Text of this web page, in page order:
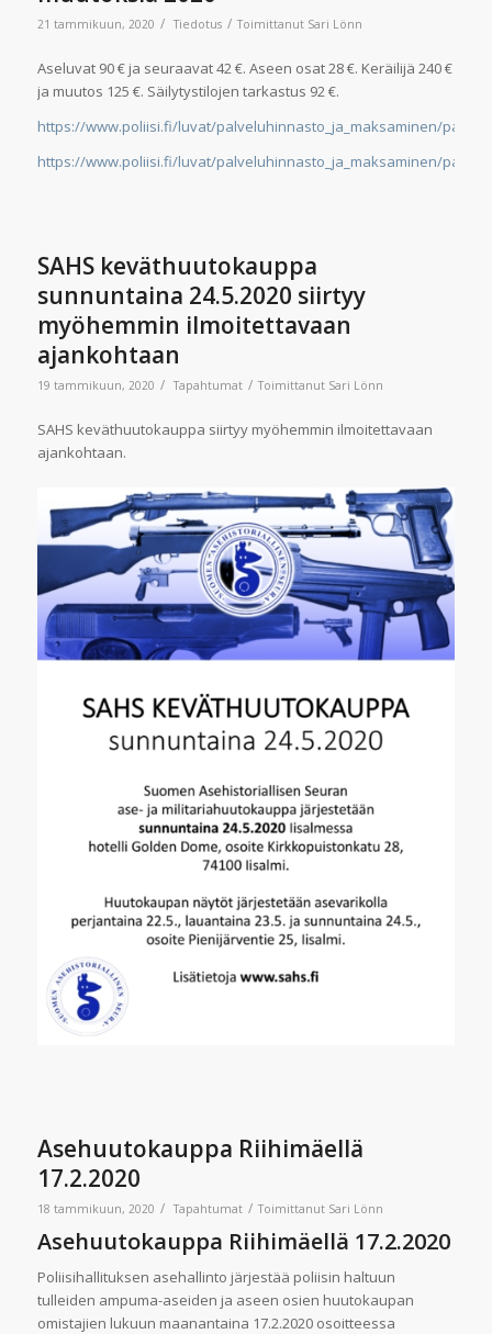
21 tammikuun, 2020 / Tiedotus / Toimittanut Sari Lönn
Aseluvat 90 € ja seuraavat 42 €. Aseen osat 28 €. Keräilijä 240 €
ja muutos 125 €. Säilytystilojen tarkastus 92 €.
https://www.poliisi.fi/luvat/palveluhinnasto_ja_maksaminen/
https://www.poliisi.fi/luvat/palveluhinnasto_ja_maksaminen/
SAHS keväthuutokauppa
sunnuntaina 24.5.2020 siirtyy
myöhemmin ilmoitettavaan
ajankohtaan
19 tammikuun, 2020 / Tapahtumat / Toimittanut Sari Lönn
SAHS keväthuutokauppa siirtyy myöhemmin ilmoitettavaan
ajankohtaan.
Asehuutokauppa Riihimäellä
17.2.2020
18 tammikuun, 2020 / Tapahtumat / Toimittanut Sari Lönn
Asehuutokauppa Riihimäellä 17.2.2020
Poliisihallituksen asehallinto järjestää poliisin haltuun
tulleiden ampuma-aseiden ja aseen osien huutokaupan
omistajien lukuun maanantaina 17.2.2020 osoitteessa